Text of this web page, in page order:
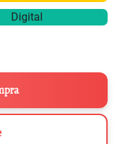
Digital